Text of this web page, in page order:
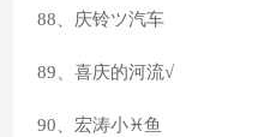
88、庆铃ツ汽车
89、喜庆的河流√
90、宏涛小♓鱼